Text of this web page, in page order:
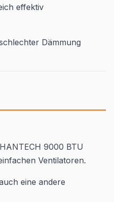
effektiv
Dämmung
9000 BTU
Ventilatoren.
eine andere